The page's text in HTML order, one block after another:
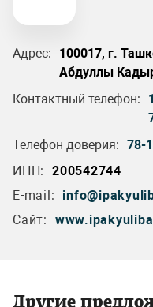
Адрес:
100017, г.
Абдуллы
Контактный телефон:
Телефон доверия: 78-
ИНН:
200542744
E-mail:
Сайт:
Другие